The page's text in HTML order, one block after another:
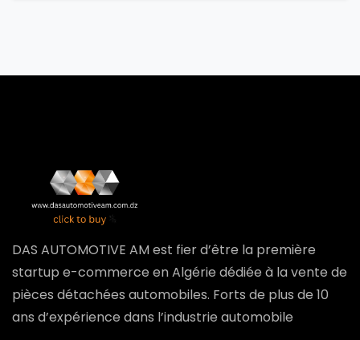
DAS AUTOMOTIVE AM est fier d’être la première
startup e-commerce en Algérie dédiée à la vente de
pièces détachées automobiles. Forts de plus de 10
ans d’expérience dans l’industrie automobile